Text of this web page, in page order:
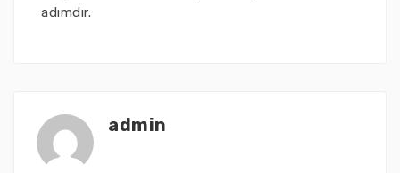
adımdır.
admin